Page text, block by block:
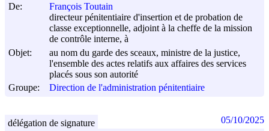
De:
François Toutain
directeur pénitentiaire d'insertion et de probation de
classe exceptionnelle, adjoint à la cheffe de la mission
de contrôle interne, à
Objet:
au nom du garde des sceaux, ministre de la justice,
l'ensemble des actes relatifs aux affaires des services
placés sous son autorité
Groupe:
Direction de l'administration pénitentiaire
délégation de signature 05/10/2025